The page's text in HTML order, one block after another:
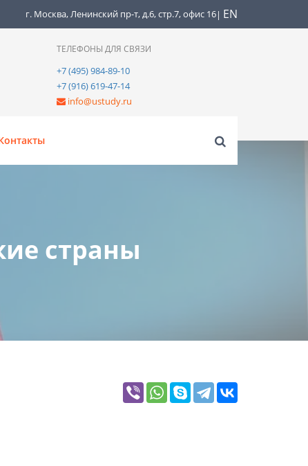
г. Москва, Ленинский пр-т, д.6, стр.7, офис 16| EN
ТЕЛЕФОНЫ ДЛЯ СВЯЗИ
+7 (495) 984-89-10
+7 (916) 619-47-14
info@ustudy.ru
страны